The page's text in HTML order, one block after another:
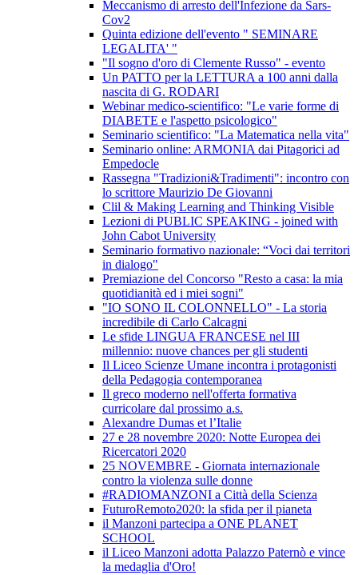
Meccanismo di arresto dell'Infezione da Sars-
Cov2
Quinta edizione dell'evento " SEMINARE
LEGALITA' "
"Il sogno d'oro di Clemente Russo" - evento
Un PATTO per la LETTURA a 100 anni dalla
nascita di G. RODARI
Webinar medico-scientifico: "Le varie forme di
DIABETE e l'aspetto psicologico"
Seminario scientifico: "La Matematica nella vita"
Seminario online: ARMONIA dai Pitagorici ad
Empedocle
Rassegna "Tradizioni&Tradimenti": incontro con
lo scrittore Maurizio De Giovanni
Clil & Making Learning and Thinking Visible
Lezioni di PUBLIC SPEAKING - joined with
John Cabot University
Seminario formativo nazionale: “Voci dai territori
in dialogo"
Premiazione del Concorso "Resto a casa: la mia
quotidianità ed i miei sogni"
"IO SONO IL COLONNELLO" - La storia
incredibile di Carlo Calcagni
Le sfide LINGUA FRANCESE nel III
millennio: nuove chances per gli studenti
Il Liceo Scienze Umane incontra i protagonisti
della Pedagogia contemporanea
Il greco moderno nell'offerta formativa
curricolare dal prossimo a.s.
Alexandre Dumas et l’Italie
27 e 28 novembre 2020: Notte Europea dei
Ricercatori 2020
25 NOVEMBRE - Giornata internazionale
contro la violenza sulle donne
#RADIOMANZONI a Città della Scienza
FuturoRemoto2020: la sfida per il pianeta
il Manzoni partecipa a ONE PLANET
SCHOOL
il Liceo Manzoni adotta Palazzo Paternò e vince
la medaglia d'Oro!